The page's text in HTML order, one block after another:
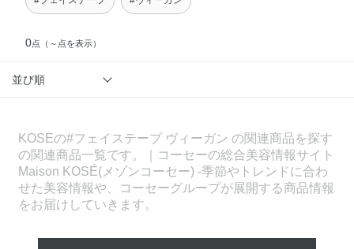
0点 （～点を表示）
並び順
KOSEの#フェイステープ ヴィーガン の関連商品を探す
の関連商品一覧です。｜コーセーの総合美容情報サイト
Maison KOSÉ(メゾンコーセー) -季節やトレンドに合わ
せた美容情報や、コーセーグループが展開する商品情報
をお届けしていきます。